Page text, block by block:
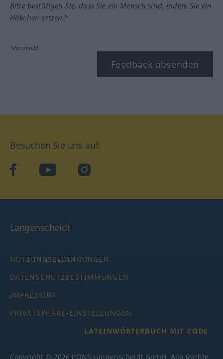
Bitte bestätigen Sie, dass Sie ein Mensch sind, indem Sie ein
Häkchen setzen.*
*Pflichtfeld
Feedback absenden
Besuchen Sie uns auf:
facebook YouTube Instagram
Langenscheidt
NUTZUNGSBEDINGUNGEN
DATENSCHUTZBESTIMMUNGEN
IMPRESSUM
PRIVATSPHÄRE-EINSTELLUNGEN
LATEINWÖRTERBUCH MIT CODE
Copyright © 2026 PONS Langenscheidt GmbH, Alle Rechte